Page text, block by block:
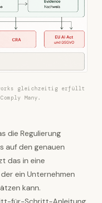
gleichzeitig erfüllt
Many.
die Regulierung
auf den genauen
das in eine
ein Unternehmen
kann.